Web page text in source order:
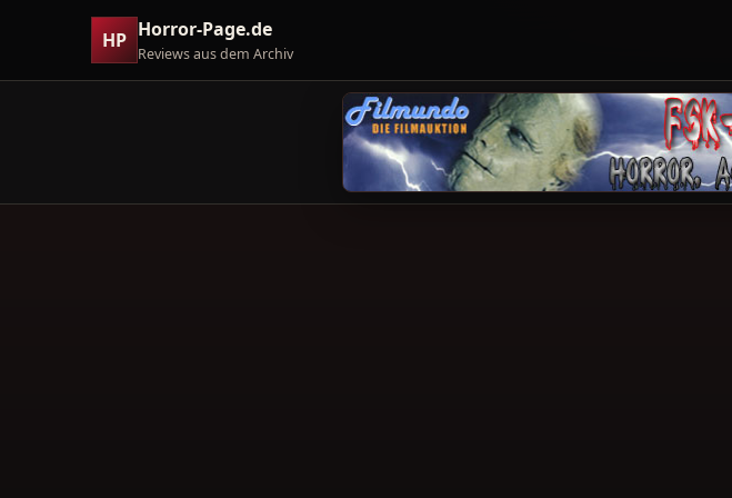
HP Horror-Page.de
Reviews aus dem Archiv